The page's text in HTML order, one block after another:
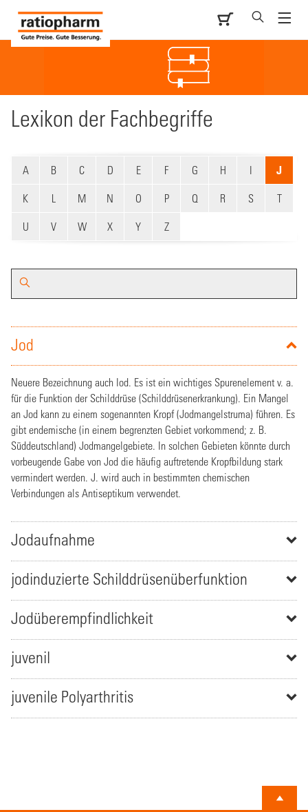
Lexikon der ­Fachbegriffe
A B C D E F G H I J
K L M N O P Q R S T
U V W X Y Z
Jod
Neuere Bezeichnung auch Iod. Es ist ein wichtiges Spurenelement v. a.
für die Funktion der Schilddrüse (Schilddrüsenerkrankung). Ein Mangel
an Jod kann zu einem sogenannten Kropf (Jodmangelstruma) führen. Es
gibt endemische (in einem begrenzten Gebiet vorkommend; z. B.
Süddeutschland) Jodmangelgebiete. In solchen Gebieten könnte durch
vorbeugende Gabe von Jod die häufig auftretende Kropfbildung stark
vermindert werden. J. wird auch in bestimmten chemischen
Verbindungen als Antiseptikum verwendet.
Jodaufnahme
jodinduzierte Schilddrüsenüberfunktion
Jodüberempfindlichkeit
juvenil
juvenile Polyarthritis